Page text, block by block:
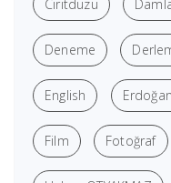
Ciritdüzü
Deneme
English
Film Fotoğraf